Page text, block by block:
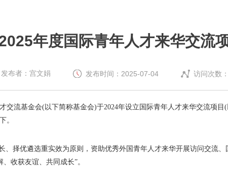
年度国际青年人才来华交流
发布者：宫文娟 发布时间：2025-07-04 访问次数
流基金会(以下简称基金会)于2024年设立国际青年人才来华交流项目
。
、择优遴选重实效为原则，资助优秀外国青年人才来华开展访问交流
收获友谊、共同成长”。